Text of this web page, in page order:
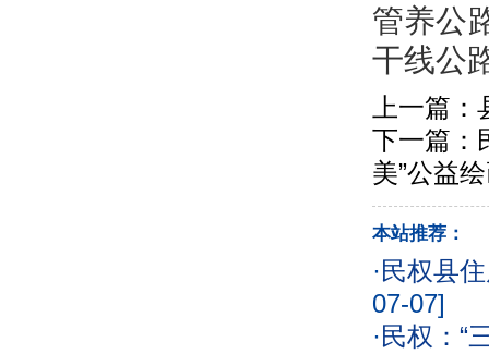
管养公
干线公
上一篇：
下一篇：
美”公益
本站推荐：
·民权县
07-07]
·民权：“